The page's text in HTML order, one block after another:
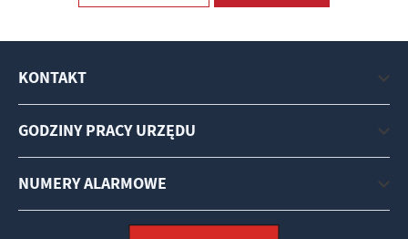
KONTAKT
GODZINY PRACY URZĘDU
NUMERY ALARMOWE